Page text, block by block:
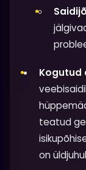
Kogutud
teatud
on